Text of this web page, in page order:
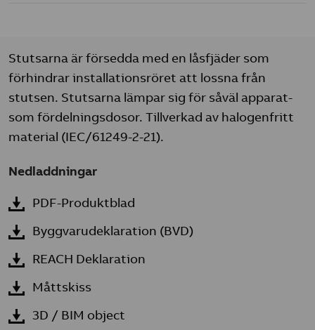
Stutsarna är försedda med en låsfjäder som
förhindrar installationsröret att lossna från
stutsen. Stutsarna lämpar sig för såväl apparat-
som fördelningsdosor. Tillverkad av halogenfritt
material (IEC/61249-2-21).
Nedladdningar
PDF-Produktblad
Byggvarudeklaration (BVD)
REACH Deklaration
Måttskiss
3D / BIM object